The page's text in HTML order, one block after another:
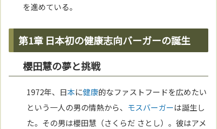
を進めている。
第1章 日本初の健康志向バーガーの誕生
櫻田慧の夢と挑戦
1972年、日本に健康的なファストフードを広めたい
という一人の男の情熱から、 モスバーガーは誕生し
た。その男は櫻田慧（さくらだ さとし）。彼はアメ